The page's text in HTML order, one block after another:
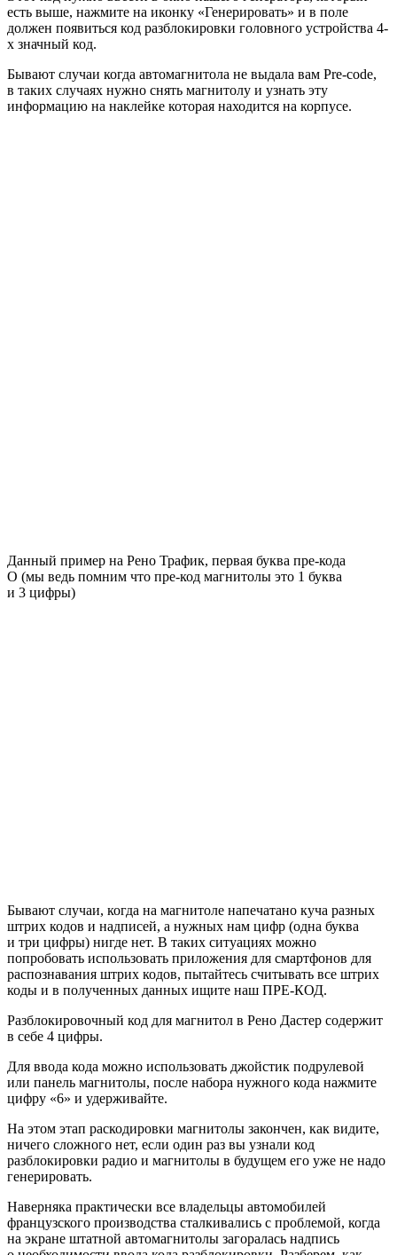
есть выше, нажмите на иконку «Генерировать» и в поле
должен появиться код разблокировки головного устройства 4-
х значный код.
Бывают случаи когда автомагнитола не выдала вам Pre-code,
в таких случаях нужно снять магнитолу и узнать эту
информацию на наклейке которая находится на корпусе.
Данный пример на Рено Трафик, первая буква пре-кода
О (мы ведь помним что пре-код магнитолы это 1 буква
и 3 цифры)
Бывают случаи, когда на магнитоле напечатано куча разных
штрих кодов и надписей, а нужных нам цифр (одна буква
и три цифры) нигде нет. В таких ситуациях можно
попробовать использовать приложения для смартфонов для
распознавания штрих кодов, пытайтесь считывать все штрих
коды и в полученных данных ищите наш ПРЕ-КОД.
Разблокировочный код для магнитол в Рено Дастер содержит
в себе 4 цифры.
Для ввода кода можно использовать джойстик подрулевой
или панель магнитолы, после набора нужного кода нажмите
цифру «6» и удерживайте.
На этом этап раскодировки магнитолы закончен, как видите,
ничего сложного нет, если один раз вы узнали код
разблокировки радио и магнитолы в будущем его уже не надо
генерировать.
Наверняка практически все владельцы автомобилей
французского производства сталкивались с проблемой, когда
на экране штатной автомагнитолы загоралась надпись